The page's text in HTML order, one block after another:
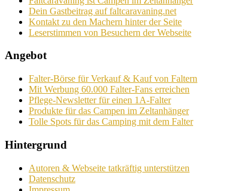
Dein Gastbeitrag auf faltcaravaning.net
Kontakt zu den Machern hinter der Seite
Leserstimmen von Besuchern der Webseite
Angebot
Falter-Börse für Verkauf & Kauf von Faltern
Mit Werbung 60.000 Falter-Fans erreichen
Pflege-Newsletter für einen 1A-Falter
Produkte für das Campen im Zeltanhänger
Tolle Spots für das Camping mit dem Falter
Hintergrund
Autoren & Webseite tatkräftig unterstützen
Datenschutz